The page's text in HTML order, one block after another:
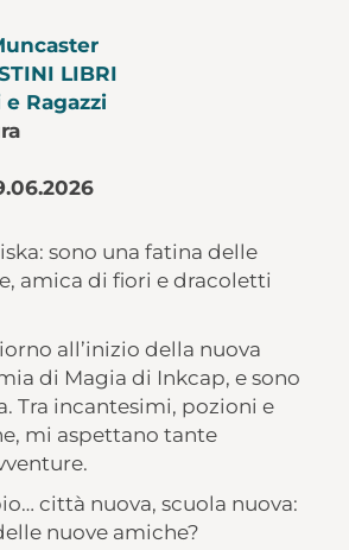
LIBRI
Ragazzi
sono una fatina delle
amica di fiori e dracoletti
all’inizio della nuova
di Magia di Inkcap, e sono
Tra incantesimi, pozioni e
mi aspettano tante
città nuova, scuola nuova:
nuove amiche?